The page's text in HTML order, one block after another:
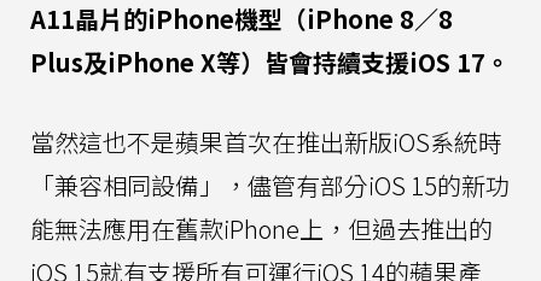
A11晶片的iPhone機型（iPhone 8／8
Plus及iPhone X等）皆會持續支援iOS 17。
當然這也不是蘋果首次在推出新版iOS系統時
「兼容相同設備」，儘管有部分iOS 15的新功
能無法應用在舊款iPhone上，但過去推出的
iOS 15就有支援所有可運行iOS 14的蘋果產